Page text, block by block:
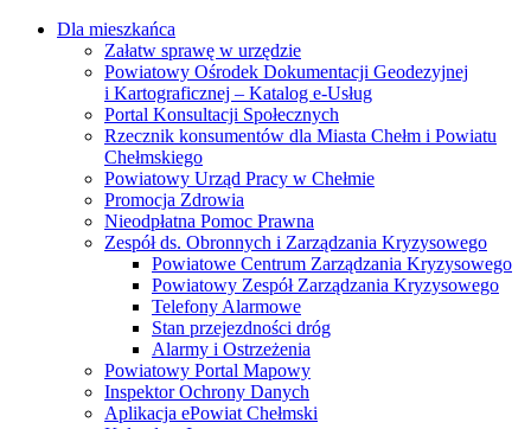
Dla mieszkańca
Załatw sprawę w urzędzie
Powiatowy Ośrodek Dokumentacji Geodezyjnej
i Kartograficznej – Katalog e-Usług
Portal Konsultacji Społecznych
Rzecznik konsumentów dla Miasta Chełm i Powiatu
Chełmskiego
Powiatowy Urząd Pracy w Chełmie
Promocja Zdrowia
Nieodpłatna Pomoc Prawna
Zespół ds. Obronnych i Zarządzania Kryzysowego
Powiatowe Centrum Zarządzania Kryzysowego
Powiatowy Zespół Zarządzania Kryzysowego
Telefony Alarmowe
Stan przejezdności dróg
Alarmy i Ostrzeżenia
Powiatowy Portal Mapowy
Inspektor Ochrony Danych
Aplikacja ePowiat Chełmski